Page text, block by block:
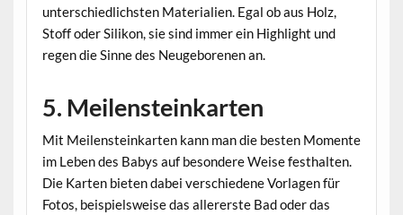
unterschiedlichsten Materialien. Egal ob aus Holz,
Stoff oder Silikon, sie sind immer ein Highlight und
regen die Sinne des Neugeborenen an.
5. Meilensteinkarten
Mit Meilensteinkarten kann man die besten Momente
im Leben des Babys auf besondere Weise festhalten.
Die Karten bieten dabei verschiedene Vorlagen für
Fotos, beispielsweise das allererste Bad oder das